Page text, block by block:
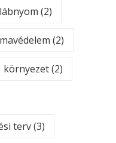
(2)
(2)
környezet(2)
terv(3)